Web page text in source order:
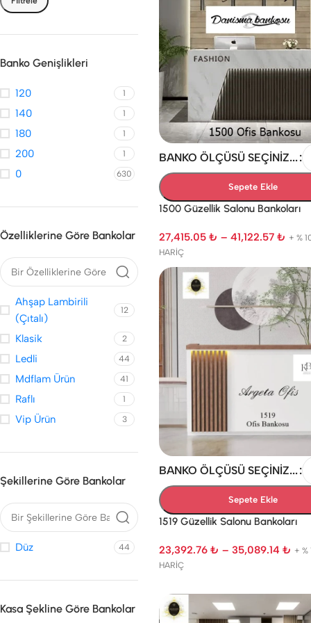
DOLAPLI BANKOLAR
GÜZELLIK SALONU
BANKOLARI
YUVARLAK KÖŞELI
Düz Yuvarlak Köşeli
Salonu Bankoları
L Yuvarlak Köşeli Güzellik
Salonu Bankoları
MASA TIPI BANKOLAR
BANKOLARI
ÖN VITRIN / RAFLI
BANKOLARI
Banko Genişlikleri
120 1
140 1
180 1
200 1
0 630
Özelliklerine Göre Bankolar
Ahşap Lambirili
(Çıtalı)
12
Klasik 2
Ledli 44
Mdflam Ürün 41
Raflı 1
Vip Ürün 3
Şekillerine Göre Bankolar
Düz 44
Kasa Şekline Göre Bankolar
BANKO ÖLÇÜSÜ SEÇINIZ...
Sepete Ekle
1500 Güzellik Salonu Bankoları
27,415.05 ₺ – 41,122.57 ₺ + %
HARİÇ
BANKO ÖLÇÜSÜ SEÇINIZ...
Sepete Ekle
1519 Güzellik Salonu Bankoları
23,392.76 ₺ – 35,089.14 ₺ + %
HARİÇ